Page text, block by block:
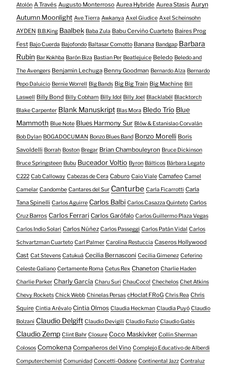
Atolón A Través Augusto Monterroso Aurea Hybride Aurea Stasis Auryn
Autumn Moonlight Ave Tierra Awkanya Axel Giudice Axel Scheinsohn
AYDEN B.B.King Baalbek Baba Zula Babu Cerviño Cuarteto Baires Prog
Fest Bajo Cuerda Bajofondo Baltasar Comotto Banana Bandgap Barbara
Rubin Bar Kokhba Barón Biza Bastian Per Beatlejuice Beledo Beledo and
The Avengers Benjamin Lechuga Benny Goodman Bernardo Alza Bernardo
Pepo Daluicio Bernie Worrell Big Bands Big Big Train Big Machine Bill
Laswell
Billy Bond Billy Cobham Billy Idol Billy Joel Blacklabél Blacktorch
Blake Carpenter Blank Manuskript Blas Mora Bledo Trío Blue
Mammoth Blue Note Blues Harmony Sur Blöw & Estanislao Corvalán
Bob Dylan BOGADOCUMAN Bonzo Blues Band Bonzo Morelli Boris
Savoldelli Borrah Boston Bregar Brian Chambouleyron Bruce Dickinson
Bruce Springsteen Bubu Buceador Voltio Byron Bálticos Bárbara Legato
C222 Cab Calloway Cabezas de Cera Caburo Caio Viale Camafeo Camel
Camelar Candombe Cantares del Sur Canturbe Carla Ficarrotti Carla
Tana Spinelli Carlos Aguirre Carlos Balbi Carlos Casazza Quinteto Carlos
Cruz Barros Carlos Ferrari Carlos Garófalo Carlos Guillermo Plaza Vegas
Carlos Indio Solari Carlos Núñez Carlos Passeggi Carlos Patán Vidal Carlos
Schvartzman Cuarteto Carl Palmer Carolina Restuccia Caseros Hollywood
Cast Cat Stevens Catukuá Cecilia Bernasconi Cecilia Gimenez Ceferino
Celeste Galiano Certamente Roma Cetus Rex Chaneton Charlie Haden
Charlie Parker Charly García Charu Suri ChauCoco! Chechelos Chet Atkins
Chevy Rockets Chick Webb Chinelas Persas cHoclat FRoG Chris Rea Chris
Squire Cintia Arévalo Cintia Olmos Claudia Heckman Claudia Puyó Claudio
Bolzani Claudio Delgift Claudio Devigili Claudio Fazio Claudio Gabis
Claudio Zemp Clint Bahr Closure Coco Maskivker Collin Sherman
Colosos Comokena Compañeros del Vino Complejo Educativo de Alberdi
Computerchemist Comunidad Concetti-Oddone Continental Jazz Contraluz